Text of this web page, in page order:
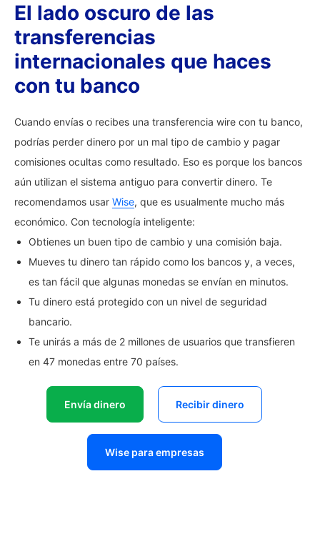
El lado oscuro de las
transferencias
internacionales que haces
con tu banco
Cuando envías o recibes una transferencia wire con tu banco,
podrías perder dinero por un mal tipo de cambio y pagar
comisiones ocultas como resultado. Eso es porque los bancos
aún utilizan el sistema antiguo para convertir dinero. Te
recomendamos usar Wise, que es usualmente mucho más
económico. Con tecnología inteligente:
Obtienes un buen tipo de cambio y una comisión baja.
Mueves tu dinero tan rápido como los bancos y, a veces,
es tan fácil que algunas monedas se envían en minutos.
Tu dinero está protegido con un nivel de seguridad
bancario.
Te unirás a más de 2 millones de usuarios que transfieren
en 47 monedas entre 70 países.
Envía dinero Recibir dinero
Wise para empresas